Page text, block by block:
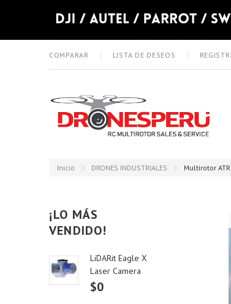
COMPARAR LISTA DE DESEOS
Inicio DRONES INDUSTRIALES Multirotor
¡LO MÁS
VENDIDO!
LiDARit Eagle X
Laser Camera
$0